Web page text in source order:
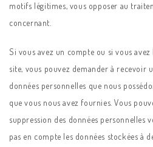
motifs légitimes, vous opposer au
concernant.
Si vous avez un compte ou si vous
site, vous pouvez demander à recevoir
données personnelles que nous
que vous nous avez fournies. Vous
suppression des données personnelles
pas en compte les données stockées à